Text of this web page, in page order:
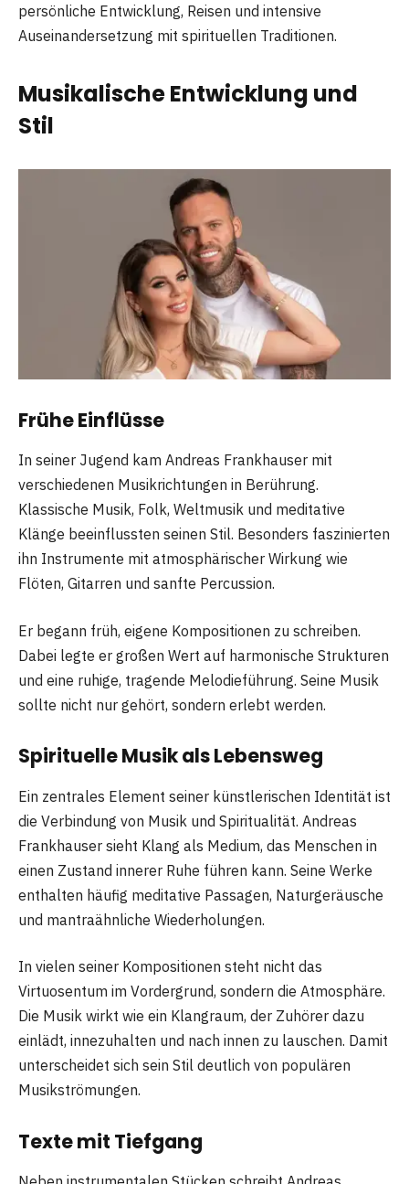
persönliche Entwicklung, Reisen und intensive
Auseinandersetzung mit spirituellen Traditionen.
Musikalische Entwicklung und
Stil
Frühe Einflüsse
In seiner Jugend kam Andreas Frankhauser mit
verschiedenen Musikrichtungen in Berührung.
Klassische Musik, Folk, Weltmusik und meditative
Klänge beeinflussten seinen Stil. Besonders faszinierten
ihn Instrumente mit atmosphärischer Wirkung wie
Flöten, Gitarren und sanfte Percussion.
Er begann früh, eigene Kompositionen zu schreiben.
Dabei legte er großen Wert auf harmonische Strukturen
und eine ruhige, tragende Melodieführung. Seine Musik
sollte nicht nur gehört, sondern erlebt werden.
Spirituelle Musik als Lebensweg
Ein zentrales Element seiner künstlerischen Identität ist
die Verbindung von Musik und Spiritualität. Andreas
Frankhauser sieht Klang als Medium, das Menschen in
einen Zustand innerer Ruhe führen kann. Seine Werke
enthalten häufig meditative Passagen, Naturgeräusche
und mantraähnliche Wiederholungen.
In vielen seiner Kompositionen steht nicht das
Virtuosentum im Vordergrund, sondern die Atmosphäre.
Die Musik wirkt wie ein Klangraum, der Zuhörer dazu
einlädt, innezuhalten und nach innen zu lauschen. Damit
unterscheidet sich sein Stil deutlich von populären
Musikströmungen.
Texte mit Tiefgang